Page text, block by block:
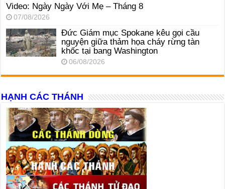
Video: Ngày Ngày Với Mẹ – Tháng 8
07/08/2026
Đức Giám mục Spokane kêu gọi cầu
nguyện giữa thảm họa cháy rừng tàn
khốc tại bang Washington
06/08/2026
HẠNH CÁC THÁNH